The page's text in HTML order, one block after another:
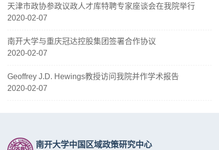
天津市政协参政议政人才库特聘专家座谈会在我院举行
2020-02-07
南开大学与重庆冠达控股集团签署合作协议
2020-02-07
Geoffrey J.D. Hewings教授访问我院并作学术报告
2020-02-07
南开大学中国区域政策研究中心